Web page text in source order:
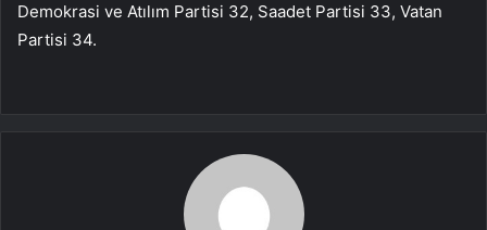
Demokrasi ve Atılım Partisi 32, Saadet Partisi 33, Vatan
Partisi 34.